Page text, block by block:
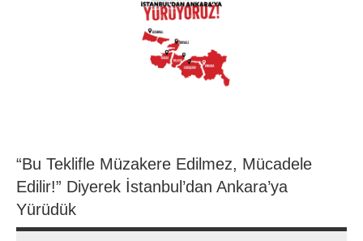
“Bu Teklifle Müzakere Edilmez, Mücadele
Edilir!” Diyerek İstanbul’dan Ankara’ya
Yürüdük